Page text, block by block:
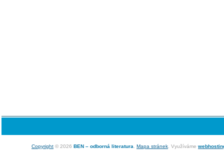
Copyright © 2026 BEN – odborná literatura Mapa stránek . Využíváme